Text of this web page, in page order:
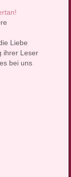
Liebe
ihrer Leser
bei uns
Wir